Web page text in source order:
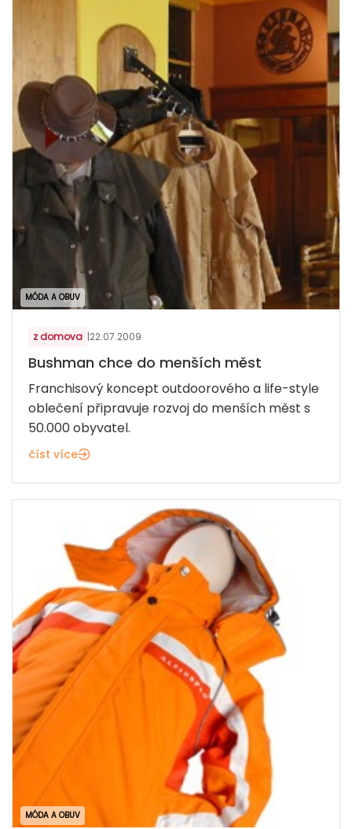
MÓDA A OBUV
z domova |22.07.2009
Bushman chce do menších měst
Franchisový koncept outdoorového a life-style
oblečení připravuje rozvoj do menších měst s
50.000 obyvatel.
číst více
MÓDA A OBUV